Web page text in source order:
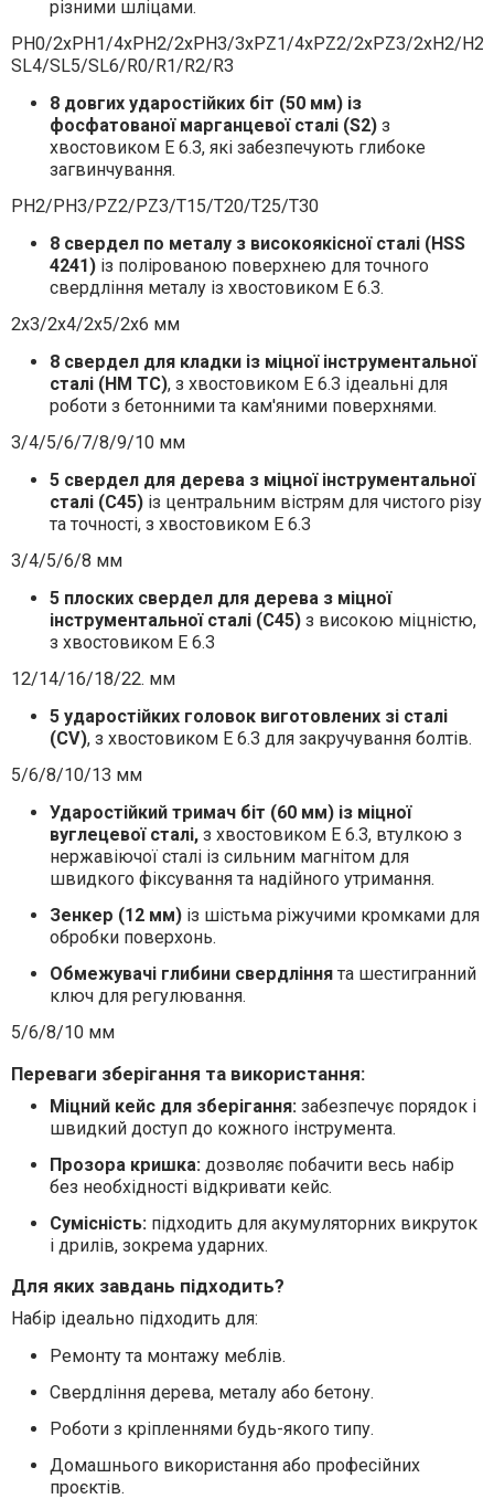
різними шліцами.
PH0/2xPH1/4xPH2/2xPH3/3xPZ1/4xPZ2/2xPZ3/2xH2/
SL4/SL5/SL6/R0/R1/R2/R3
8 довгих ударостійких біт (50 мм) із
фосфатованої марганцевої сталі (S2) з
хвостовиком E 6.3, які забезпечують глибоке
загвинчування.
PH2/PH3/PZ2/PZ3/T15/T20/T25/T30
8 свердел по металу з високоякісної сталі (HSS
4241)із полірованою поверхнею для точного
свердління металу із хвостовиком E 6.3.
2x3/2x4/2x5/2x6 мм
8 свердел для кладки із міцної інструментальної
сталі (HM TC), з хвостовиком E 6.3 ідеальні для
роботи з бетонними та кам'яними поверхнями.
3/4/5/6/7/8/9/10 мм
5 свердел для дерева з міцної інструментальної
сталі (C45) із центральним вістрям для чистого різу
та точності, з хвостовиком E 6.3
3/4/5/6/8 мм
5 плоских свердел для дерева з міцної
інструментальної сталі (C45) з високою міцністю,
з хвостовиком E 6.3
12/14/16/18/22. мм
5 ударостійких головок виготовлених зі сталі
(CV), з хвостовиком E 6.3 для закручування болтів.
5/6/8/10/13 мм
Ударостійкий тримач біт (60 мм) із міцної
вуглецевої сталі, з хвостовиком E 6.3, втулкою з
нержавіючої сталі із сильним магнітом для
швидкого фіксування та надійного утримання.
Зенкер (12 мм)із шістьма ріжучими кромками для
обробки поверхонь.
Обмежувачі глибини свердління та шестигранний
ключ для регулювання.
5/6/8/10 мм
Переваги зберігання та використання:
Міцний кейс для зберігання:забезпечує порядок і
швидкий доступ до кожного інструмента.
Прозора кришка:дозволяє побачити весь набір
без необхідності відкривати кейс.
Сумісність:підходить для акумуляторних викруток
і дрилів, зокрема ударних.
Для яких завдань підходить?
Набір ідеально підходить для:
Ремонту та монтажу меблів.
Свердління дерева, металу або бетону.
Роботи з кріпленнями будь-якого типу.
Домашнього використання або професійних
проєктів.